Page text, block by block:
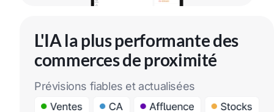
L'IA la plus performante des
commerces de proximité
Prévisions fiables et actualisées